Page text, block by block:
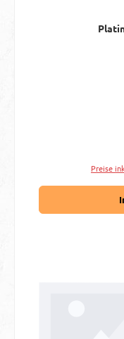
Preise